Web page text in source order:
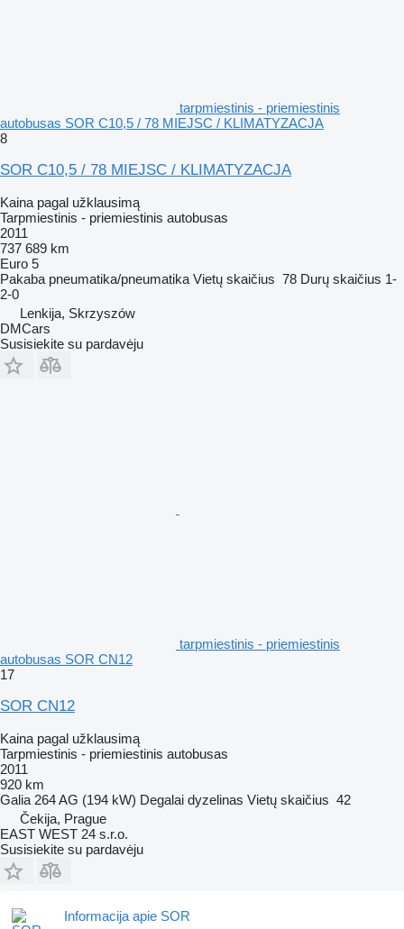
tarpmiestinis - priemiestinis
autobusas SOR C10,5 / 78 MIEJSC / KLIMATYZACJA
8
SOR C10,5 / 78 MIEJSC / KLIMATYZACJA
Kaina pagal užklausimą
Tarpmiestinis - priemiestinis autobusas
2011
737 689 km
Euro 5
Pakaba pneumatika/pneumatika Vietų skaičius 78 Durų skaičius 1-
2-0
Lenkija, Skrzyszów
DMCars
Susisiekite su pardavėju
tarpmiestinis - priemiestinis
autobusas SOR CN12
17
SOR CN12
Kaina pagal užklausimą
Tarpmiestinis - priemiestinis autobusas
2011
920 km
Galia 264 AG (194 kW) Degalai dyzelinas Vietų skaičius 42
Čekija, Prague
EAST WEST 24 s.r.o.
Susisiekite su pardavėju
Informacija apie SOR